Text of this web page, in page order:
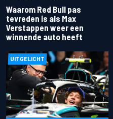
Waarom Red Bull pas
tevreden is als Max
Verstappen weer een
winnende auto heeft
UITGELICHT